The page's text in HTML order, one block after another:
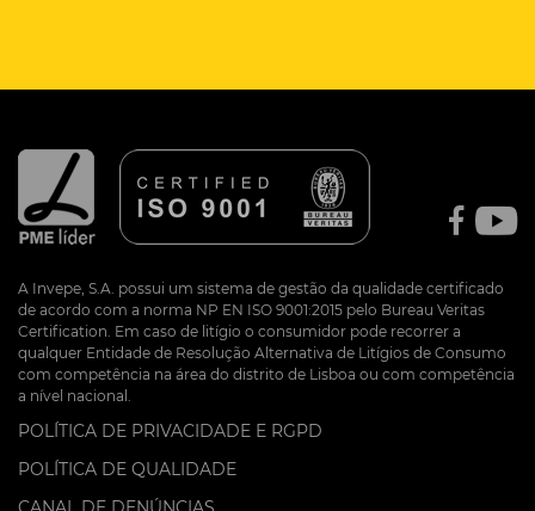
A Invepe, S.A. possui um sistema de gestão da qualidade certificado
de acordo com a norma NP EN ISO 9001:2015 pelo Bureau Veritas
Certification. Em caso de litígio o consumidor pode recorrer a
qualquer Entidade de Resolução Alternativa de Litígios de Consumo
com competência na área do distrito de Lisboa ou com competência
a nível nacional.
POLÍTICA DE PRIVACIDADE E RGPD
POLÍTICA DE QUALIDADE